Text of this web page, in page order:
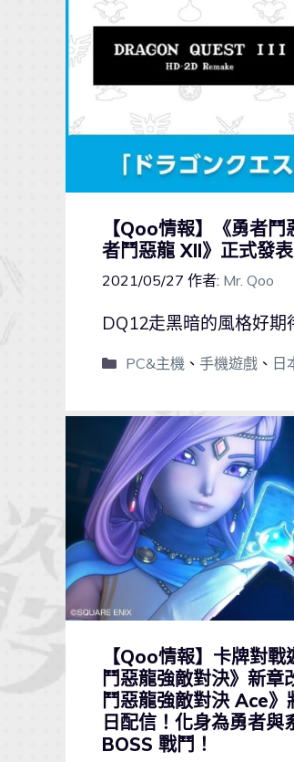
【Qoo情報】《勇者
者鬥惡龍 XII》正式發表
2021/05/27 作者: Mr. Qoo
DQ12走黑暗的風格好
PC&主機、 手機遊戲、 日
【Qoo情報】卡牌對
鬥惡龍強敵對決》新章
鬥惡龍強敵對決 Ace》
日配信！化身為勇者與
BOSS 戰鬥！